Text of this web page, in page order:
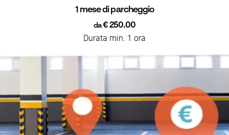
1 mese di parcheggio
da€ 250.00
Durata min. 1 ora